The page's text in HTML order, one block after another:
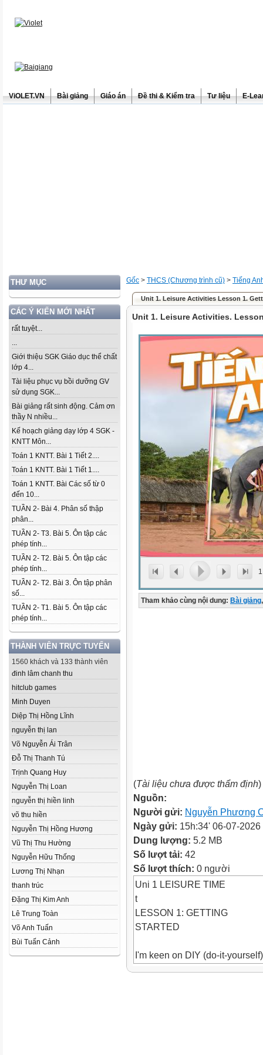
ViOLET.VN Bài giảng Giáo án Đề thi & Kiểm tra Tư liệu E-
THƯ MỤC
CÁC Ý KIẾN MỚI NHẤT
rất tuyệt...
...
Giới thiệu SGK Giáo dục thể chất
lớp 4...
Tài liệu phục vụ bồi dưỡng GV
sử dụng SGK...
Bài giảng rất sinh động. Cảm ơn
thầy N nhiều...
Kế hoạch giảng dạy lớp 4 SGK -
KNTT Môn...
Toán 1 KNTT. Bài 1 Tiết 2....
Toán 1 KNTT. Bài 1 Tiết 1....
Toán 1 KNTT. Bài Các số từ 0
đến 10...
TUẦN 2- Bài 4. Phân số thập
phân...
TUẦN 2- T3. Bài 5. Ôn tập các
phép tính...
TUẦN 2- T2. Bài 5. Ôn tập các
phép tính...
TUẦN 2- T2. Bài 3. Ôn tập phân
số...
TUẦN 2- T1. Bài 5. Ôn tập các
phép tính...
THÀNH VIÊN TRỰC TUYẾN
1560 khách và 133 thành viên
đinh lâm chanh thu
hitclub games
Minh Duyen
Diệp Thị Hồng Lĩnh
nguyễn thị lan
Võ Nguyễn Ái Trân
Đỗ Thị Thanh Tú
Trịnh Quang Huy
Nguyễn Thị Loan
nguyễn thị hiền linh
võ thu hiền
Nguyễn Thị Hồng Hương
Vũ Thị Thu Hường
Nguyễn Hữu Thống
Lương Thị Nhạn
thanh trúc
Đặng Thị Kim Anh
Lê Trung Toàn
Võ Anh Tuấn
Bùi Tuấn Cảnh
Gốc > THCS (Chương trình cũ) > Tiếng
Unit 1. Leisure Activities Lesson 1.
Unit 1. Leisure Activities.
1
Tham khảo cùng nội dung: Bài giảng,
(Tài liệu chưa được thẩm định)
Nguồn:
Người gửi: Nguyễn Phương
Ngày gửi: 15h:34' 06-07-2026
Dung lượng: 5.2 MB
Số lượt tải: 42
Số lượt thích: 0 người
Uni 1 LEISURE TIME
t
LESSON 1: GETTING
STARTED
I'm keen on DIY (do-it-